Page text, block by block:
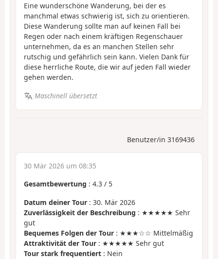
Eine wunderschöne Wanderung, bei der es
manchmal etwas schwierig ist, sich zu orientieren.
Diese Wanderung sollte man auf keinen Fall bei
Regen oder nach einem kräftigen Regenschauer
unternehmen, da es an manchen Stellen sehr
rutschig und gefährlich sein kann. Vielen Dank für
diese herrliche Route, die wir auf jeden Fall wieder
gehen werden.
Maschinell übersetzt
Benutzer/in 3169436
30 Mär 2026 um 08:35
Gesamtbewertung : 4.3 / 5
Datum deiner Tour : 30. Mär 2026
Zuverlässigkeit der Beschreibung : ★★★★★ Sehr
gut
Bequemes Folgen der Tour : ★★★☆☆ Mittelmäßig
Attraktivität der Tour : ★★★★★ Sehr gut
Tour stark frequentiert : Nein